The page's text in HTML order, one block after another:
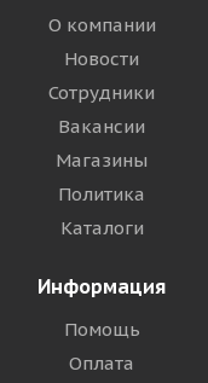
О компании
Новости
Сотрудники
Вакансии
Магазины
Политика
Каталоги
Информация
Помощь
Оплата